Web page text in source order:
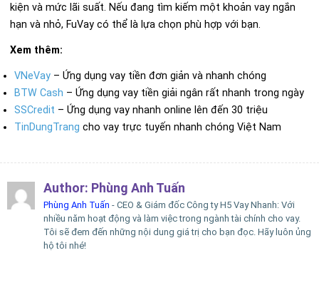
kiện và mức lãi suất. Nếu đang tìm kiếm một khoản vay ngắn
hạn và nhỏ, FuVay có thể là lựa chọn phù hợp với bạn.
Xem thêm:
VNeVay – Ứng dụng vay tiền đơn giản và nhanh chóng
BTW Cash – Ứng dụng vay tiền giải ngân rất nhanh trong ngày
SSCredit – Ứng dụng vay nhanh online lên đến 30 triệu
TinDungTrang cho vay trực tuyến nhanh chóng Việt Nam
Author: Phùng Anh Tuấn
Phùng Anh Tuấn - CEO & Giám đốc Công ty H5 Vay Nhanh: Với
nhiều năm hoạt động và làm việc trong ngành tài chính cho vay.
Tôi sẽ đem đến những nội dung giá trị cho bạn đọc. Hãy luôn ủng
hộ tôi nhé!